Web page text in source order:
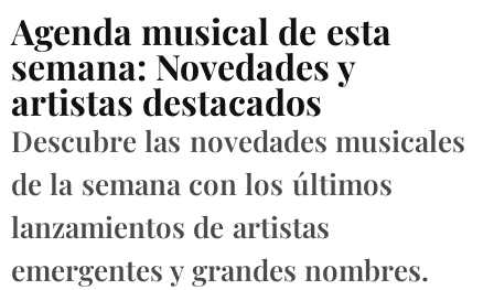
Agenda musical de esta
semana: Novedades y
artistas destacados
Descubre las novedades musicales
de la semana con los últimos
lanzamientos de artistas
emergentes y grandes nombres.